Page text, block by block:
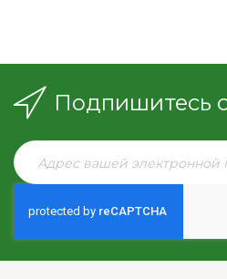
Подпишитесь